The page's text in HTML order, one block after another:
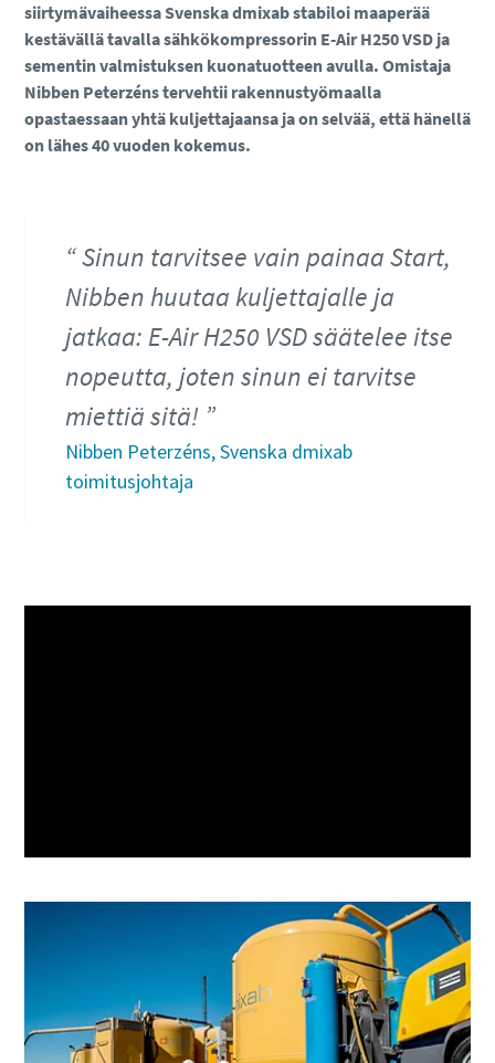
siirtymävaiheessa Svenska dmixab stabiloi maaperää
kestävällä tavalla sähkökompressorin E-Air H250 VSD ja
sementin valmistuksen kuonatuotteen avulla. Omistaja
Nibben Peterzéns tervehtii rakennustyömaalla
opastaessaan yhtä kuljettajaansa ja on selvää, että hänellä
on lähes 40 vuoden kokemus.
Sinun tarvitsee vain painaa Start,
Nibben huutaa kuljettajalle ja
jatkaa: E-Air H250 VSD säätelee itse
nopeutta, joten sinun ei tarvitse
miettiä sitä!
Nibben Peterzéns, Svenska dmixab
toimitusjohtaja